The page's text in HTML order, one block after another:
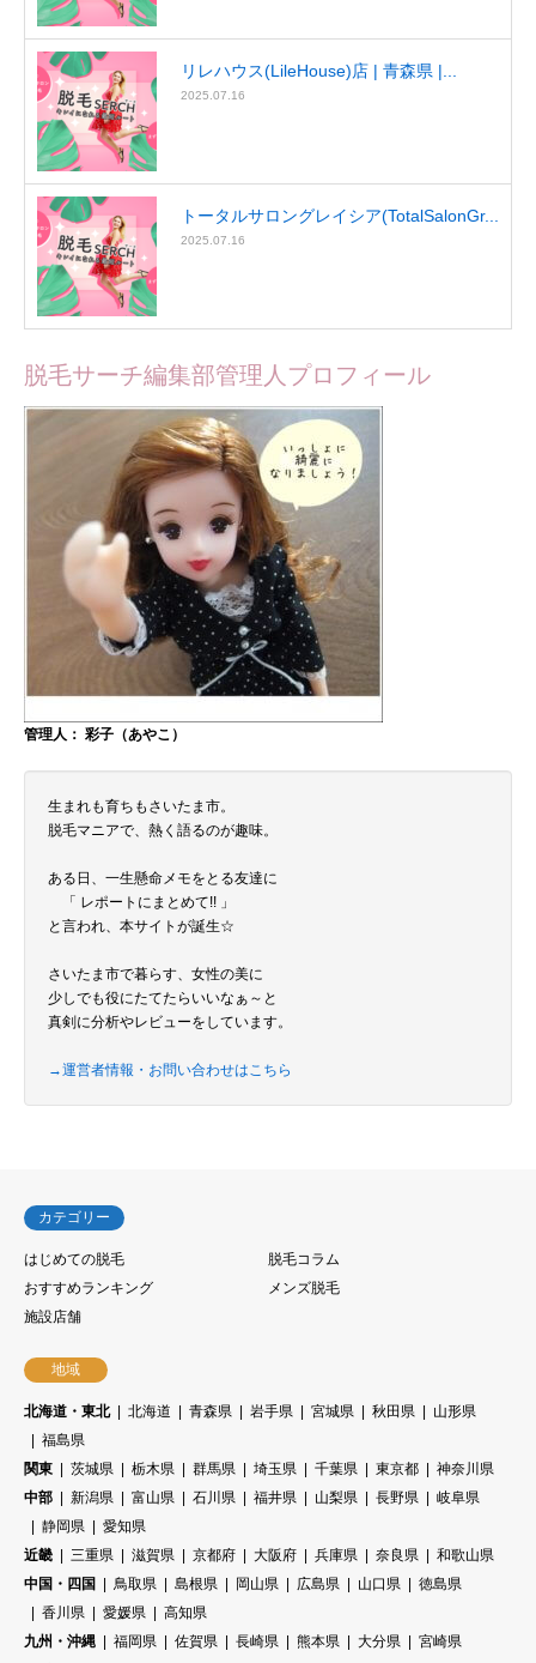
リレハウス(LileHouse)店 | 青森県 |...
2025.07.16
トータルサロングレイシア(TotalSalonGr...
2025.07.16
脱毛サーチ編集部管理人プロフィール
管理人： 彩子（あやこ）
生まれも育ちもさいたま市。
脱毛マニアで、熱く語るのが趣味。
ある日、一生懸命メモをとる友達に
「 レポートにまとめて!! 」
と言われ、本サイトが誕生☆
さいたま市で暮らす、女性の美に
少しでも役にたてたらいいなぁ～と
真剣に分析やレビューをしています。
→運営者情報・お問い合わせはこちら
カテゴリー
はじめての脱毛
脱毛コラム
おすすめランキング
メンズ脱毛
施設店舗
地域
北海道・東北 北海道 青森県 岩手県 宮城県 秋田県
山形県
福島県
関東
茨城県 栃木県 群馬県 埼玉県 千葉県 東京都
神奈川県
中部
新潟県 富山県 石川県 福井県 山梨県 長野県
岐阜県
静岡県
愛知県
近畿
三重県 滋賀県 京都府 大阪府 兵庫県 奈良県
和歌山県
中国・四国
鳥取県 島根県 岡山県 広島県 山口県
徳島県
香川県
愛媛県
高知県
九州・沖縄
福岡県 佐賀県 長崎県 熊本県 大分県
宮崎県